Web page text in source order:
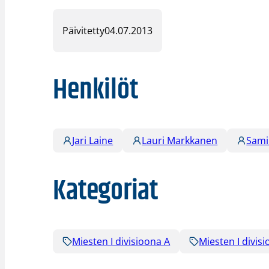
Päivitetty04.07.2013
Henkilöt
Jari Laine Lauri Markkanen
Kategoriat
Miesten I divisioona A Miesten I